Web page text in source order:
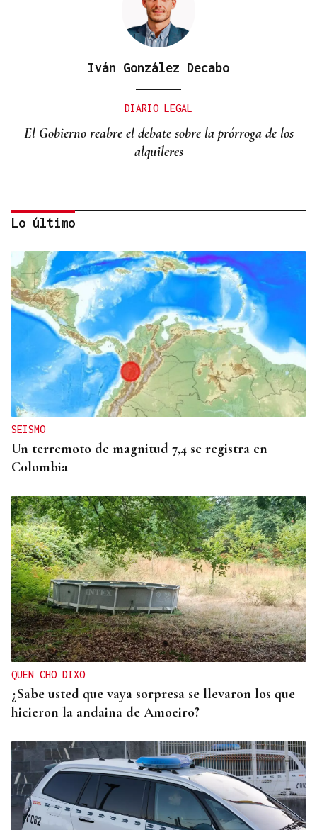
Iván González Decabo
DIARIO LEGAL
El Gobierno reabre el debate sobre la prórroga de los
alquileres
Miguel Abad Vila
TRIBUNA
Una crisis migratoria y una crisis sanitaria
Lo último
SEISMO
Un terremoto de magnitud 7,4 se registra en
Colombia
QUEN CHO DIXO
¿Sabe usted que vaya sorpresa se llevaron los que
hicieron la andaina de Amoeiro?